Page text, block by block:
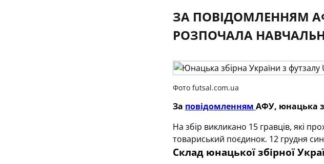
ЗА ПОВІДОМЛЕННЯМ
РОЗПОЧАЛА
Фото futsal.com.ua
За повідомленням АФУ, юнацька
На збір викликано 15 гравців, які
товариський поєдинок. 12 грудня
Склад юнацької збірної